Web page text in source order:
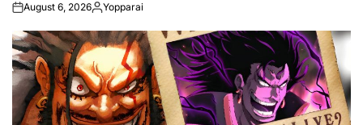
onAugust 6, 2026Posted
Yopparai